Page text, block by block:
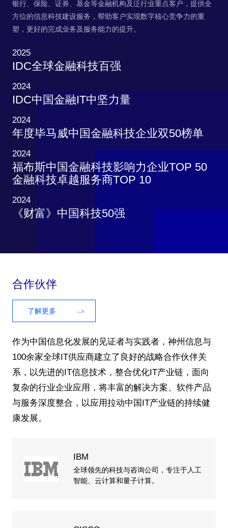
银行、保险、证券、基金等金融机构及泛行业重点客户，提供全
方位的信息科技建设服务，帮助客户实现数字核心竞争力的重
塑，更好的完成业务及服务能力的提升。
2025
IDC全球金融科技百强
2024
IDC中国金融IT中坚力量
2024
年度毕马威中国金融科技企业双50榜单
2024
福布斯中国金融科技影响力企业TOP 50
金融科技卓越服务商TOP 10
2024
《财富》中国科技50强
合作伙伴
了解更多
作为中国信息化发展的见证者与实践者，神州信息与
100余家全球IT供应商建立了良好的战略合作伙伴关
系，以先进的IT信息技术，整合优化IT产业链，面向
复杂的行业企业应用，将丰富的解决方案、软件产品
与服务深度整合，以应用拉动中国IT产业链的持续健
康发展。
IBM
全球领先的科技与咨询公司，专注于人工
智能、云计算和量子计算。